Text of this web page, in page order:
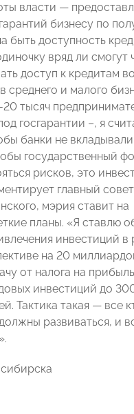
власти —
бизнесу по
быть доступность
вряд ли смогут
доступ к кредитам
среднего и малого
20 тысяч
госгарантии –, я
банки не
государственный
рисков, это
главный
мэрия ставит на
планы. «Я ставлю
инвестиций в
на 20
от налога на
инвестиций до
Тактика такая — все
развиваться, и